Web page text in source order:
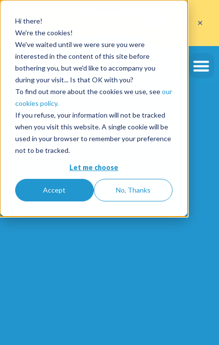
Hi there!
We're the cookies!
We've waited until we were sure you were
interested in the content of this site before
bothering you, but we'd like to accompany you
during your visit... Is that OK with you?
To find out more about the cookies we use, seeour
cookies policy.
If you refuse, your information will not be tracked
when you visit this website. A single cookie will be
used in your browser to remember your preference
not to be tracked.
Let me choose
Accept No, Thanks
al abrir una cuenta con el código
hasta el 30/09/2026*
Aprovechar la oferta
×